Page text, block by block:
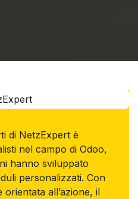
di NetzExpert è
nel campo di Odoo,
hanno sviluppato
personalizzati. Con
all’azione, il